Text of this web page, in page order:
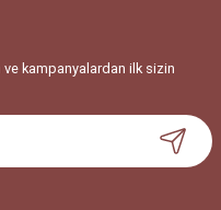
kampanyalardan ilk sizin